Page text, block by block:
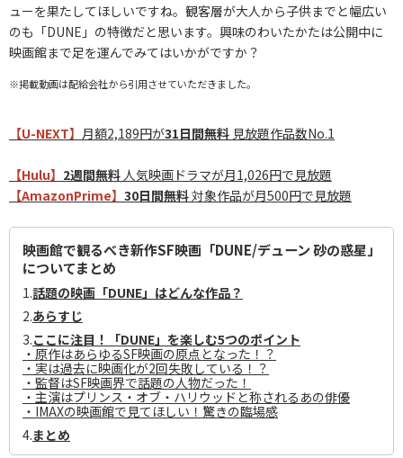
ューを果たしてほしいですね。観客層が大人から子供までと幅広い
のも「DUNE」の特徴だと思います。興味のわいたかたは公開中に
映画館まで足を運んでみてはいかがですか？
※掲載動画は配給会社から引用させていただきました。
【U-NEXT】 月額2,189円が31日間無料 見放題作品数No.1
【Hulu】 2週間無料 人気映画ドラマが月1,026円で見放題
【AmazonPrime】 30日間無料対象作品が月500円で見放題
映画館で観るべき新作SF映画「DUNE/デューン 砂の惑星」
についてまとめ
1.話題の映画「DUNE」はどんな作品？
2.あらすじ
3.ここに注目！「DUNE」を楽しむ5つのポイント
・原作はあらゆるSF映画の原点となった！？
・実は過去に映画化が2回失敗している！？
・監督はSF映画界で話題の人物だった！
・主演はプリンス・オブ・ハリウッドと称されるあの俳優
・IMAXの映画館で見てほしい！驚きの臨場感
4.まとめ